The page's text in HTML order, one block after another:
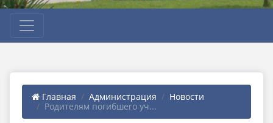
Главная Администрация
Новости
Родителям погибшего уч...